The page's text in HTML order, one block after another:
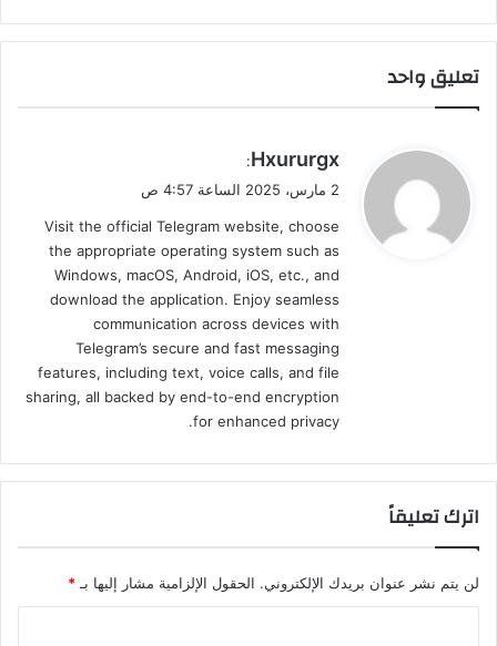
تعليق واحد
ي
ق
ل
Hxururgx
:
2 مارس، 2025 الساعة 4:57 ص
Visit the official Telegram website, choose
the appropriate operating system such as
Windows, macOS, Android, iOS, etc., and
download the application. Enjoy seamless
communication across devices with
Telegram’s secure and fast messaging
features, including text, voice calls, and file
sharing, all backed by end-to-end encryption
for enhanced privacy.
اترك تعليقاً
لن يتم نشر عنوان بريدك الإلكتروني. الحقول الإلزامية مشار إليها بـ*